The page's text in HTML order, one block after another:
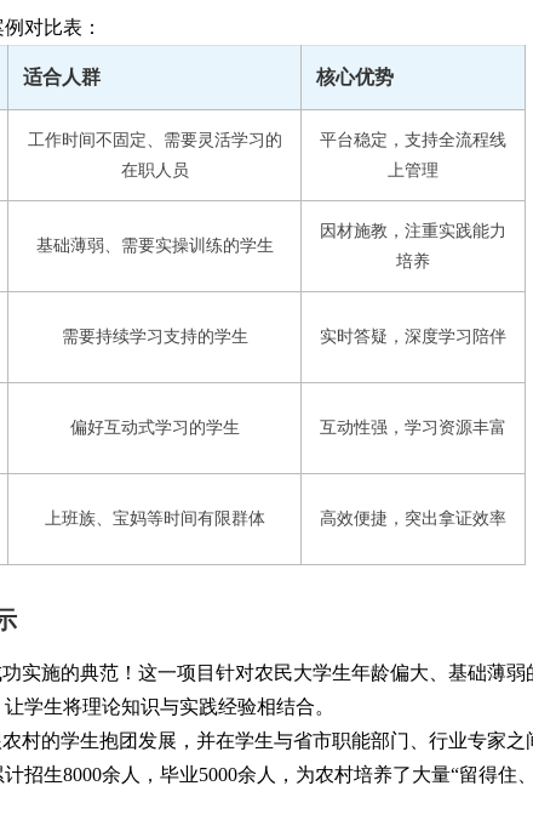
对比表：
适合人群 核心优势
工作时间不固定、需要灵活学习的
在职人员
平台稳定，支持全流程线
上管理
基础薄弱、需要实操训练的学生
因材施教，注重实践能力
培养
需要持续学习支持的学生 实时答疑，深度学习陪伴
偏好互动式学习的学生 互动性强，学习资源丰富
上班族、宝妈等时间有限群体 高效便捷，突出拿证效率
实施的典范！这一项目针对农民大学生年龄偏大、基础薄弱
学生将理论知识与实践经验相结合。
村的学生抱团发展，并在学生与省市职能部门、行业专家之
招生8000余人，毕业5000余人，为农村培养了大量“留得住